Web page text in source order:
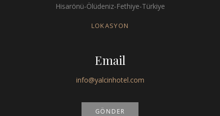
Hisarönü-Ölüdeniz-Fethiye-Türkiye
LOKASYON
Email
info@yalcinhotel.com
GÖNDER